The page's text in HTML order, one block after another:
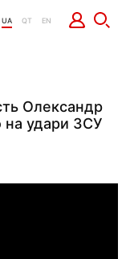
UA QT EN
Олександр
удари ЗСУ